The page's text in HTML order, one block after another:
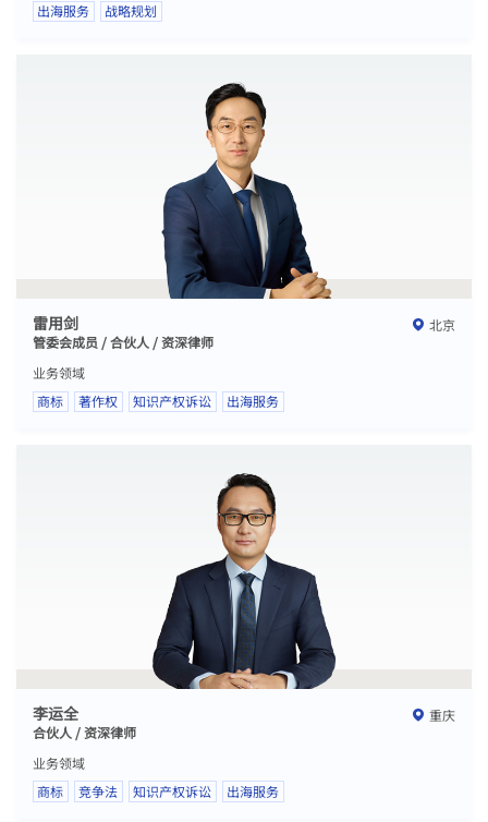
出海服务
战略规划
雷用剑
管委会成员 / 合伙人 / 资深律师
北京
业务领域
商标
著作权 知识产权诉讼 出海服务
李运全
合伙人 / 资深律师
重庆
业务领域
商标
竞争法 知识产权诉讼 出海服务